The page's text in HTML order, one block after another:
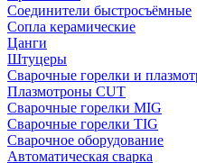
Соединители быстросъёмные
Сопла керамические
Цанги
Штуцеры
Сварочные горелки и
Плазмотроны CUT
Сварочные горелки MIG
Сварочные горелки TIG
Сварочное оборудование
Автоматическая сварка